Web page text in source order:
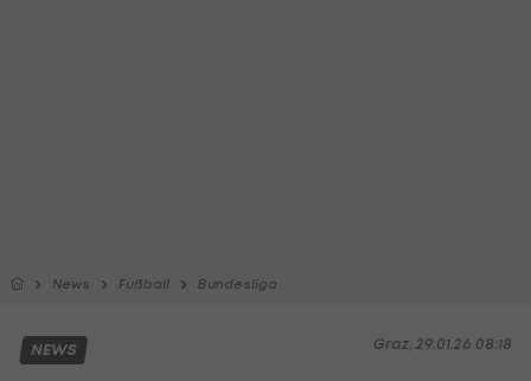
News Fußball Bundesliga
Graz, 29.01.26 08:18
NEWS